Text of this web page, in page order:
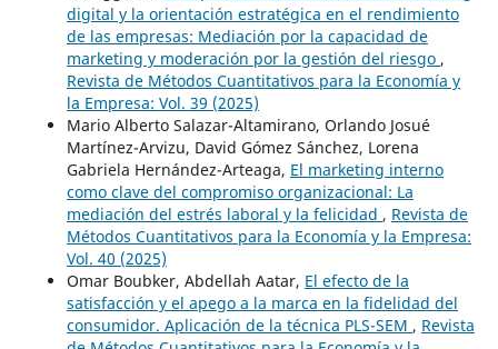
digital y la orientación estratégica en el rendimiento
de las empresas: Mediación por la capacidad de
marketing y moderación por la gestión del riesgo ,
Revista de Métodos Cuantitativos para la Economía y
la Empresa: Vol. 39 (2025)
Mario Alberto Salazar-Altamirano, Orlando Josué
Martínez-Arvizu, David Gómez Sánchez, Lorena
Gabriela Hernández-Arteaga, El marketing interno
como clave del compromiso organizacional: La
mediación del estrés laboral y la felicidad , Revista de
Métodos Cuantitativos para la Economía y la Empresa:
Vol. 40 (2025)
Omar Boubker, Abdellah Aatar, El efecto de la
satisfacción y el apego a la marca en la fidelidad del
consumidor. Aplicación de la técnica PLS-SEM , Revista